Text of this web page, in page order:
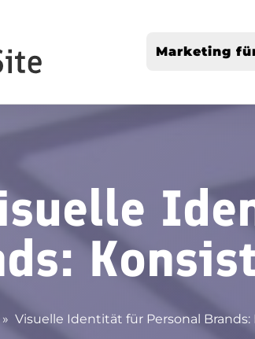
Marketing
» Visuelle Identität für Personal Brands: